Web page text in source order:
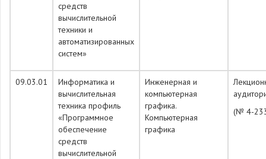
средств
вычислительной
техники и
автоматизированных
систем»
09.03.01
Информатика и
вычислительная
техника профиль
«Программное
обеспечение
средств
вычислительной
Инженерная и
компьютерная
графика.
Компьютерная
графика
(№ 4-